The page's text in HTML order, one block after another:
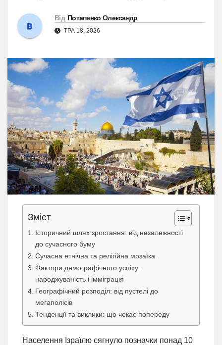
Від Потапенко Олександр
ТРА 18, 2026
Зміст
Історичний шлях зростання: від незалежності
до сучасного буму
Сучасна етнічна та релігійна мозаїка
Фактори демографічного успіху:
народжуваність і імміграція
Географічний розподіл: від пустелі до
мегаполісів
Тенденції та виклики: що чекає попереду
Населення Ізраїлю сягнуло позначки понад 10